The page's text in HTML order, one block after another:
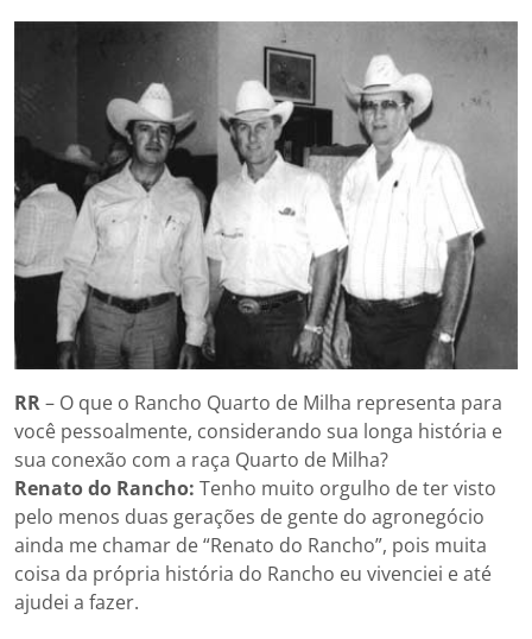
RR– O que o Rancho Quarto de Milha representa para
você pessoalmente, considerando sua longa história e
sua conexão com a raça Quarto de Milha?
Renato do Rancho: Tenho muito orgulho de ter visto
pelo menos duas gerações de gente do agronegócio
ainda me chamar de “Renato do Rancho”, pois muita
coisa da própria história do Rancho eu vivenciei e até
ajudei a fazer.